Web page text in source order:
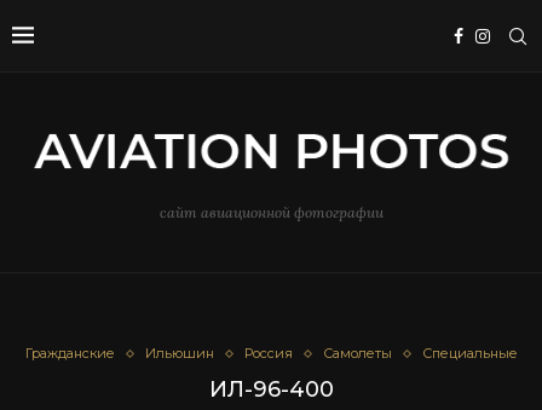
сайт авиационной фотографии
Гражданские Ильюшин Россия Самолеты Специальные
ИЛ-96-400